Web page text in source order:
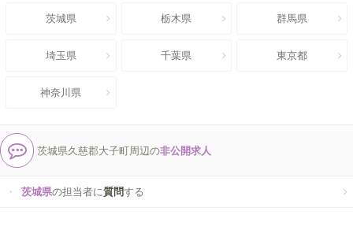
茨城県 栃木県 群馬県
埼玉県 千葉県 東京都
神奈川県
茨城県久慈郡大子町周辺の非公開求人
茨城県の担当者に質問する